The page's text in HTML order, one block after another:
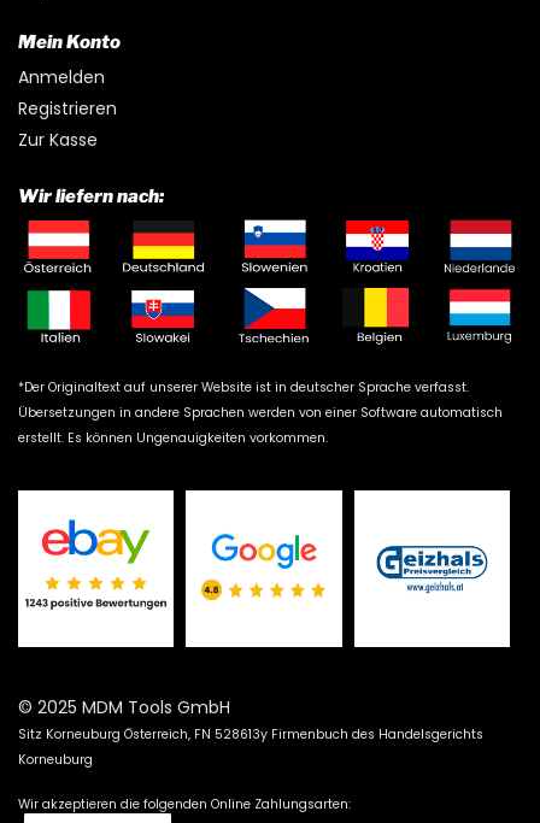
Mein Konto
Anmelden
Registrieren
Zur Kasse
Wir liefern nach:
*Der Originaltext auf unserer Website ist in deutscher Sprache verfasst.
Übersetzungen in andere Sprachen werden von einer Software automatisch
erstellt. Es können Ungenauigkeiten vorkommen.
© 2025 MDM Tools GmbH
Sitz Korneuburg Österreich, FN 528613y Firmenbuch des Handelsgerichts
Korneuburg
Wir akzeptieren die folgenden Online Zahlungsarten: